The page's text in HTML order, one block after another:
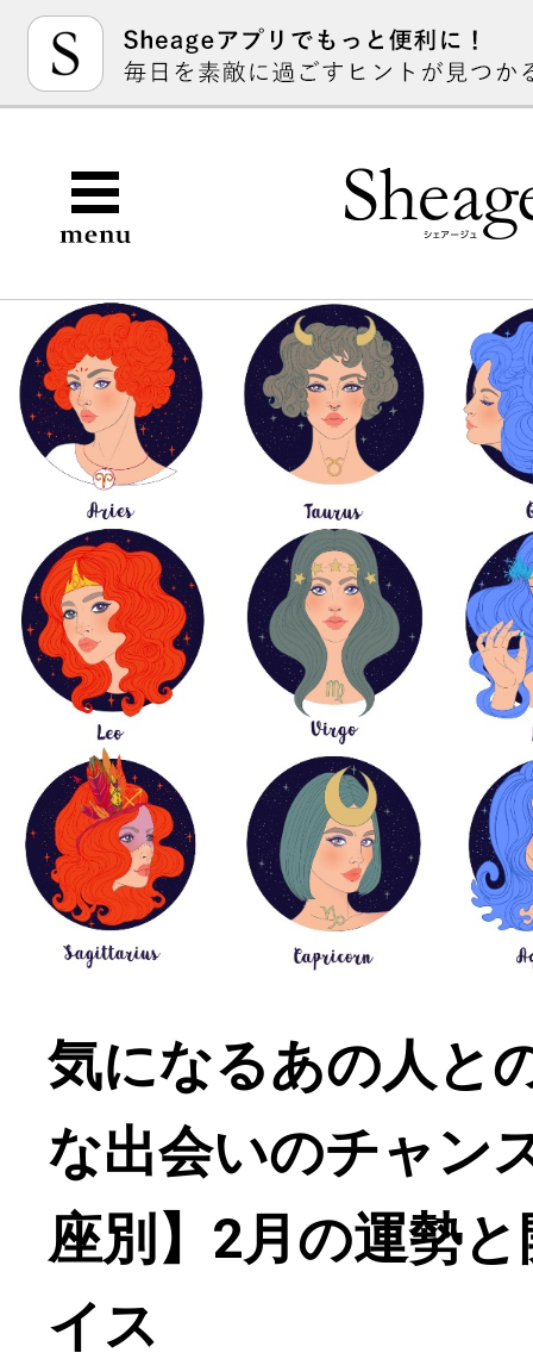
気になるあの人と
な出会いのチャン
座別】2月の運勢
イス